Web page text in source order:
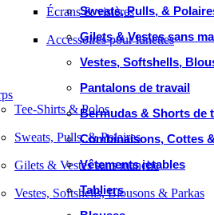
Sweats, Pulls, &
Gilets & Vestes sans
Vestes, Softshells,
Pantalons de travail
Bermudas & Shorts de
Combinaisons, Cottes
Vêtements jetables
Tabliers
Écrans & visières
Accessoires pour lunettes
Tee-Shirts & Polos
Sweats, Pulls, & Polaires
Gilets & Vestes sans manche
Vestes, Softshells, Blousons & Parkas